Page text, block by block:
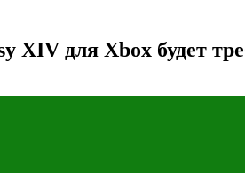
для Xbox будет